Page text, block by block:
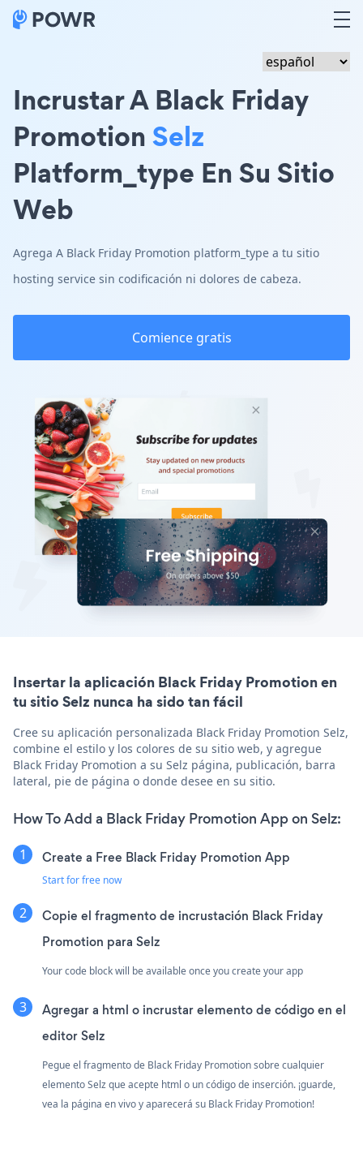
Incrustar A Black Friday
PromotionSelz
Platform_type En Su Sitio
Web
Agrega A Black Friday Promotion platform_type a tu sitio
hosting service sin codificación ni dolores de cabeza.
Comience gratis
Insertar la aplicación Black Friday Promotion en
tu sitio Selz nunca ha sido tan fácil
Cree su aplicación personalizada Black Friday Promotion Selz,
combine el estilo y los colores de su sitio web, y agregue
Black Friday Promotion a su Selz página, publicación, barra
lateral, pie de página o donde desee en su sitio.
How To Add a Black Friday Promotion App on Selz:
Create a Free Black Friday Promotion App
Start for free now
Copie el fragmento de incrustación Black Friday
Promotion para Selz
Your code block will be available once you create your app
Agregar a html o incrustar elemento de código en el
editor Selz
Pegue el fragmento de Black Friday Promotion sobre cualquier
elemento Selz que acepte html o un código de inserción. ¡guarde,
vea la página en vivo y aparecerá su Black Friday Promotion!